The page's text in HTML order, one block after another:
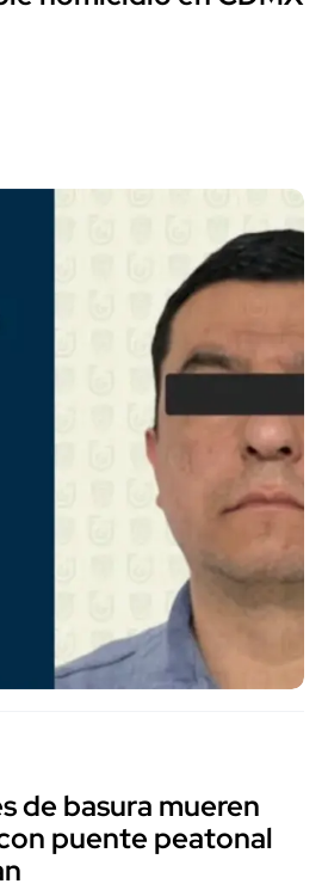
de basura mueren
puente peatonal